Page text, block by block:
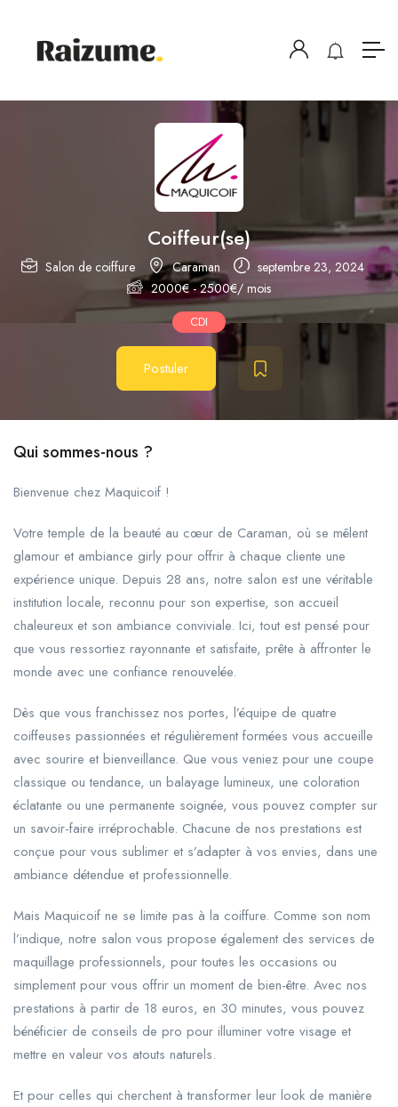
Coiffeur(se)
Salon de coiffure Caraman
septembre 23, 2024
2000€-2500€/ mois
CDI
Postuler
Qui sommes-nous ?
Bienvenue chez Maquicoif !
Votre temple de la beauté au cœur de Caraman, où se mêlent
glamour et ambiance girly pour offrir à chaque cliente une
expérience unique. Depuis 28 ans, notre salon est une véritable
institution locale, reconnu pour son expertise, son accueil
chaleureux et son ambiance conviviale. Ici, tout est pensé pour
que vous ressortiez rayonnante et satisfaite, prête à affronter le
monde avec une confiance renouvelée.
Dès que vous franchissez nos portes, l’équipe de quatre
coiffeuses passionnées et régulièrement formées vous accueille
avec sourire et bienveillance. Que vous veniez pour une coupe
classique ou tendance, un balayage lumineux, une coloration
éclatante ou une permanente soignée, vous pouvez compter sur
un savoir-faire irréprochable. Chacune de nos prestations est
conçue pour vous sublimer et s’adapter à vos envies, dans une
ambiance détendue et professionnelle.
Mais Maquicoif ne se limite pas à la coiffure. Comme son nom
l’indique, notre salon vous propose également des services de
maquillage professionnels, pour toutes les occasions ou
simplement pour vous offrir un moment de bien-être. Avec nos
prestations à partir de 18 euros, en 30 minutes, vous pouvez
bénéficier de conseils de pro pour illuminer votre visage et
mettre en valeur vos atouts naturels.
Et pour celles qui cherchent à transformer leur look de manière